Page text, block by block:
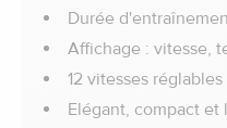
Durée
Affichage : vitesse,
12 vitesses réglables
Elégant, compact et